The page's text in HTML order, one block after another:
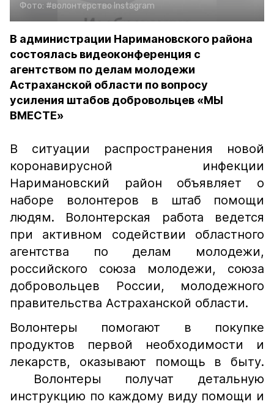
Фото: #волонтерство Instagram
В администрации Наримановского района
состоялась видеоконференция с
агентством по делам молодежи
Астраханской области по вопросу
усиления штабов добровольцев «МЫ
ВМЕСТЕ»
В ситуации распространения новой
коронавирусной инфекции
Наримановский район объявляет о
наборе волонтеров в штаб помощи
людям. Волонтерская работа ведется
при активном содействии областного
агентства по делам молодежи,
российского союза молодежи, союза
добровольцев России, молодежного
правительства Астраханской области.
Волонтеры помогают в покупке
продуктов первой необходимости и
лекарств, оказывают помощь в быту.
Волонтеры получат детальную
инструкцию по каждому виду помощи и